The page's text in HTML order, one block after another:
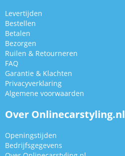
Levertijden
Bestellen
Betalen
Bezorgen
Ruilen & Retourneren
FAQ
Garantie & Klachten
Privacyverklaring
Algemene voorwaarden
Over Onlinecarstyling.nl
Openingstijden
Bedrijfsgegevens